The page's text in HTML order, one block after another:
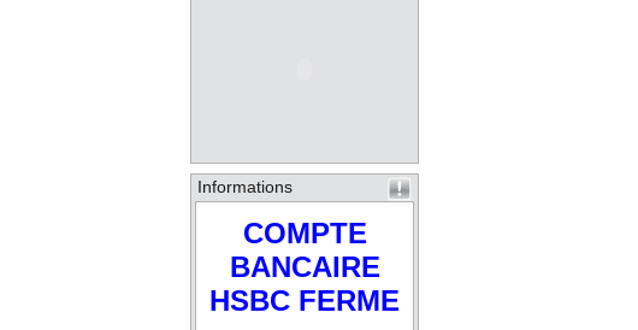
Informations
COMPTE
BANCAIRE
HSBC FERME